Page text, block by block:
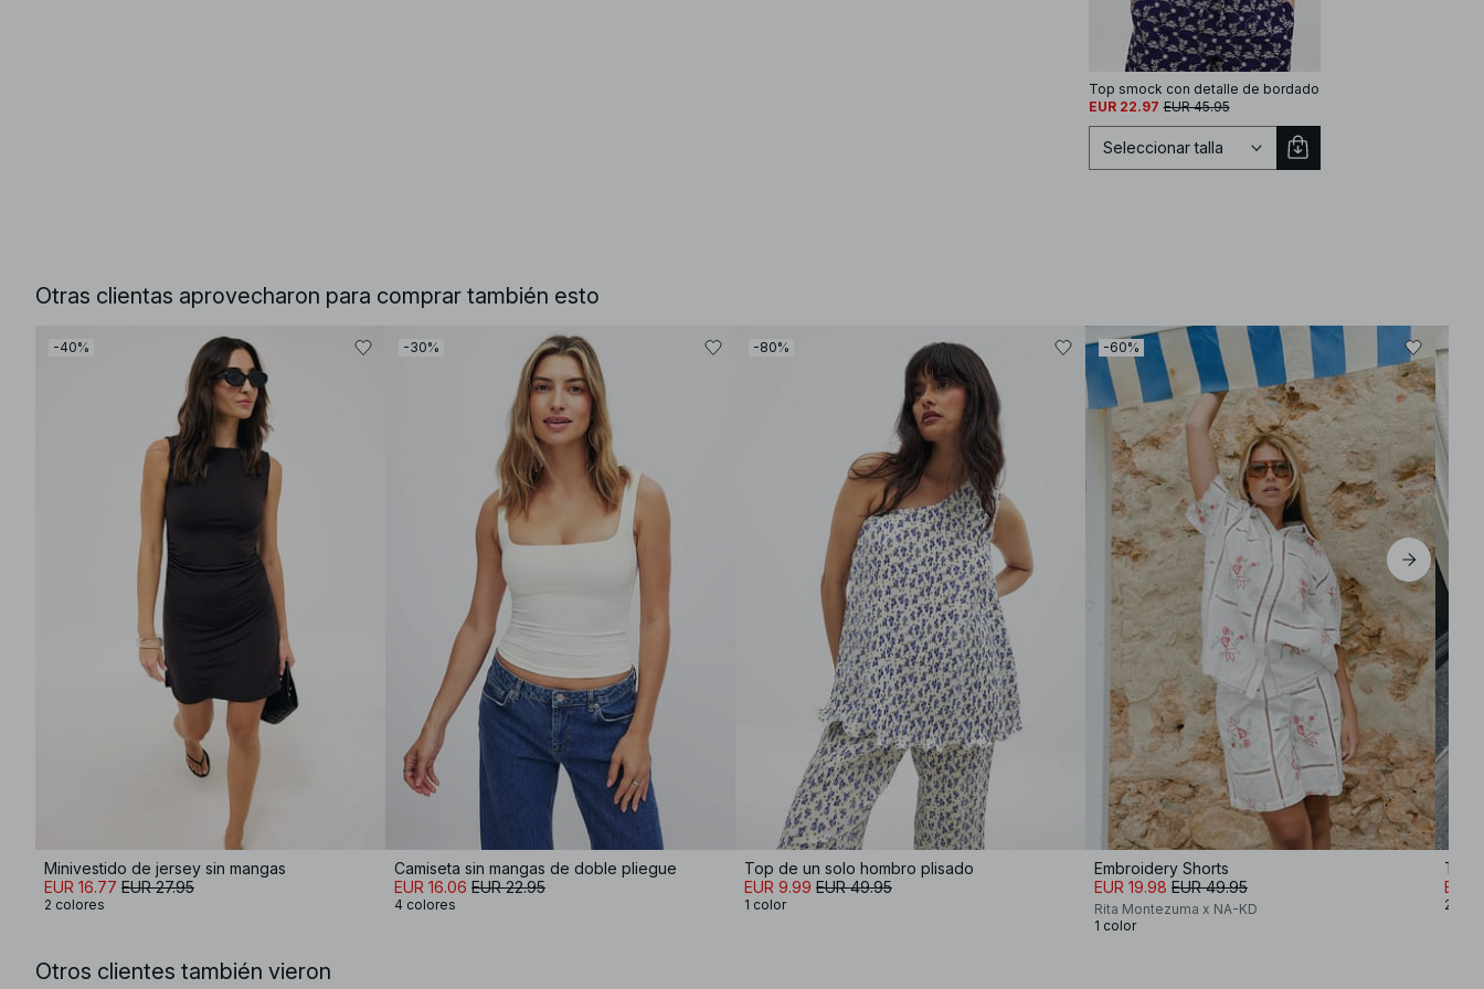
Top smock con detalle de bordado
EUR 22.97 EUR 45.95
EU 36
EU 38
EU 40
EU 42
EU 44
Seleccionar talla
Otras clientas aprovecharon para comprar también esto
-40%
Minivestido de jersey sin mangas
EUR 16.77 EUR 27.95
2 colores
-30%
Camiseta sin mangas de doble pliegue
EUR 16.06 EUR 22.95
4 colores
-80%
Top de un solo hombro plisado
EUR 9.99 EUR 49.95
1 color
-60%
Embroidery Shorts
EUR 19.98 EUR 49.95
Rita Montezuma x NA-KD
1 color
Top
EUR
2
Otros clientes también vieron